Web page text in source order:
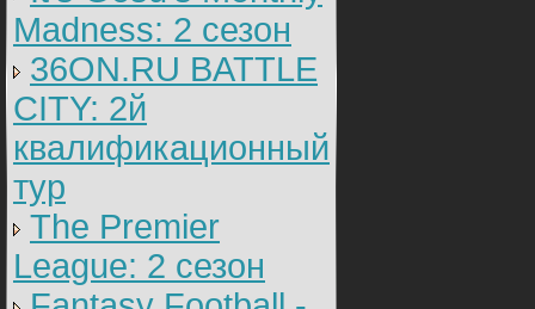
Madness: 2 сезон
36ON.RU BATTLE
CITY: 2й
квалификационный
тур
The Premier
League: 2 cезон